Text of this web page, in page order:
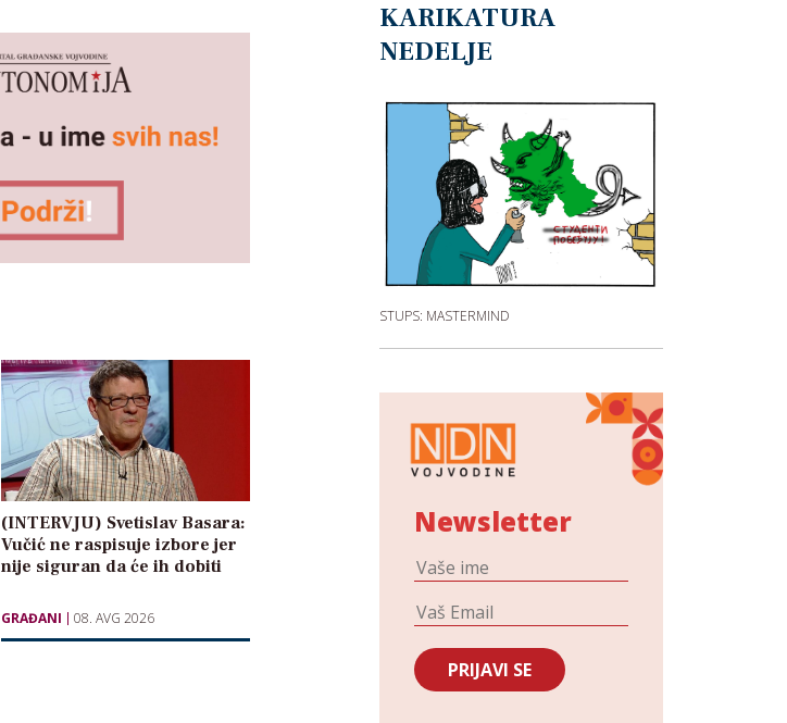
(INTERVJU) Svetislav Basara:
Vučić ne raspisuje izbore jer
nije siguran da će ih dobiti
GRAĐANI 08. AVG 2026
KARIKATURA
NEDELJE
STUPS: MASTERMIND
Newsletter